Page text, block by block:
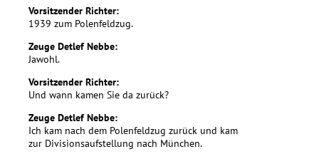
Vorsitzender Richter:
1939 zum Polenfeldzug.
Zeuge Detlef Nebbe:
Jawohl.
Vorsitzender Richter:
Und wann kamen Sie da zurück?
Zeuge Detlef Nebbe:
Ich kam nach dem Polenfeldzug zurück und kam
zur Divisionsaufstellung nach München.